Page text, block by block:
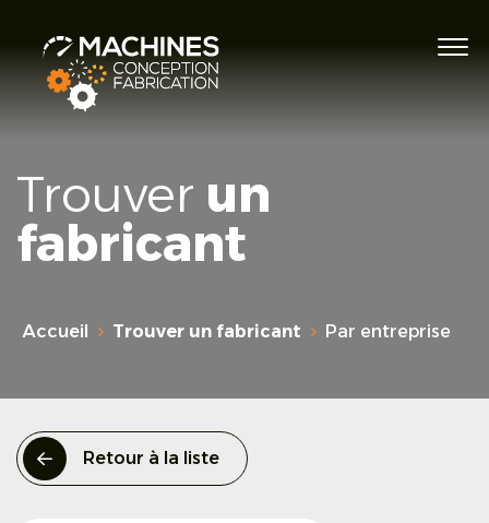
Trouver un
fabricant
Accueil Trouver un fabricant Par entreprise
Retour à la liste